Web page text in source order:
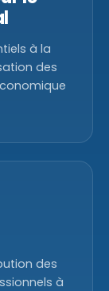
à la
des
des
à